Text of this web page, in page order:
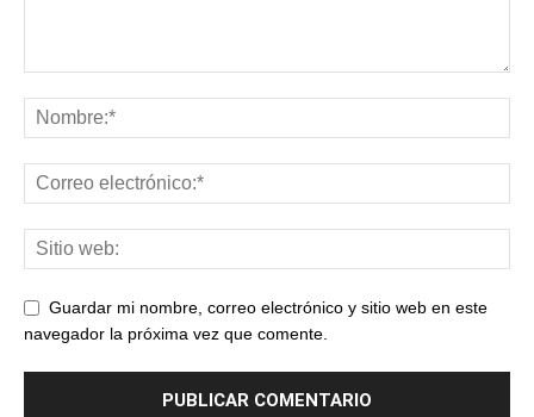
Guardar mi nombre, correo electrónico y sitio web en este
navegador la próxima vez que comente.